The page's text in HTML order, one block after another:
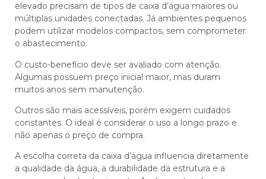
elevado precisam de tipos de caixa d’água maiores ou
múltiplas unidades conectadas. Já ambientes pequenos
podem utilizar modelos compactos, sem comprometer
o abastecimento.
O custo-benefício deve ser avaliado com atenção.
Algumas possuem preço inicial maior, mas duram
muitos anos sem manutenção.
Outros são mais acessíveis, porém exigem cuidados
constantes. O ideal é considerar o uso a longo prazo e
não apenas o preço de compra.
A escolha correta da caixa d’água influencia diretamente
a qualidade da água, a durabilidade da estrutura e a